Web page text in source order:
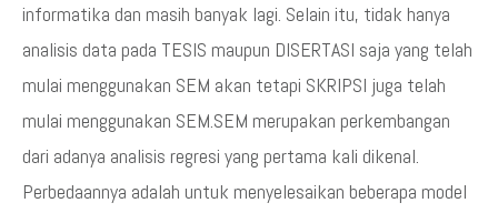
informatika dan masih banyak lagi. Selain itu, tidak hanya
analisis data pada TESIS maupun DISERTASI saja yang telah
mulai menggunakan SEM akan tetapi SKRIPSI juga telah
mulai menggunakan SEM.SEM merupakan perkembangan
dari adanya analisis regresi yang pertama kali dikenal.
Perbedaannya adalah untuk menyelesaikan beberapa model